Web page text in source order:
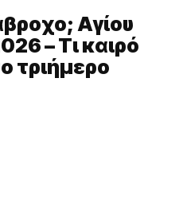
Αγίου
– Τι καιρό
τριήμερο